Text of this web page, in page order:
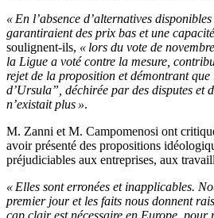
« En l’absence d’alternatives
garantiraient des prix bas et une
soulignent-ils, « lors du vote de
la Ligue a voté contre la mesure,
rejet de la proposition et démontrant
d’Ursula”, déchirée par des disputes et
n’existait plus ».
M. Zanni et M. Campomenosi ont
avoir présenté des propositions
préjudiciables aux entreprises, aux
« Elles sont erronées et inapplicables.
premier jour et les faits nous donnent